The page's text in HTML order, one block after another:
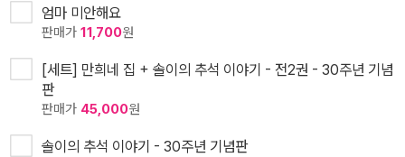
엄마 미안해요
판매가 11,700원
[세트] 만희네 집 + 솔이의 추석 이야기 - 전2권 - 30주년 기념
판
판매가 45,000원
솔이의 추석 이야기 - 30주년 기념판